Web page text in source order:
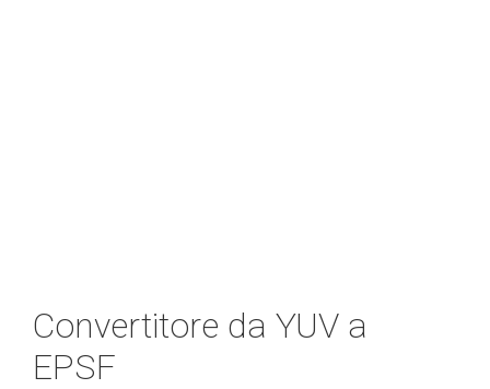
Convertitore da YUV a
EPSF